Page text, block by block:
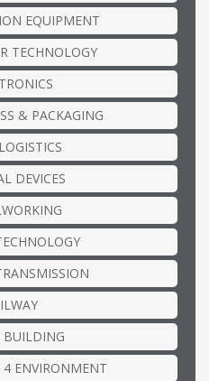
EQUIPMENT
TECHNOLOGY
& PACKAGING
DEVICES
BUILDING
4 ENVIRONMENT